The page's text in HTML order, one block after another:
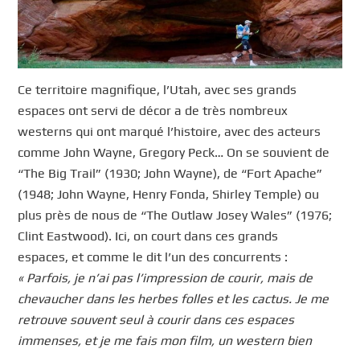
Ce territoire magnifique, l’Utah, avec ses grands
espaces ont servi de décor a de très nombreux
westerns qui ont marqué l’histoire, avec des acteurs
comme John Wayne, Gregory Peck… On se souvient de
“The Big Trail” (1930; John Wayne), de “Fort Apache”
(1948; John Wayne, Henry Fonda, Shirley Temple) ou
plus près de nous de “The Outlaw Josey Wales” (1976;
Clint Eastwood). Ici, on court dans ces grands
espaces, et comme le dit l’un des concurrents :
« Parfois, je n’ai pas l’impression de courir, mais de
chevaucher dans les herbes folles et les cactus. Je me
retrouve souvent seul à courir dans ces espaces
immenses, et je me fais mon film, un western bien